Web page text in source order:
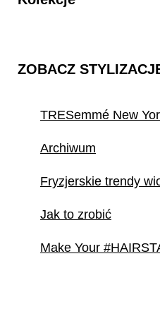
ZOBACZ
TRESemmé New
Archiwum
Fryzjerskie trendy
Jak to zrobić
Make Your